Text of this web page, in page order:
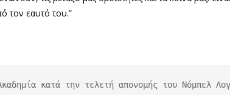
τον εαυτό του.”
κατά την τελετή απονομής του Νόμπελ